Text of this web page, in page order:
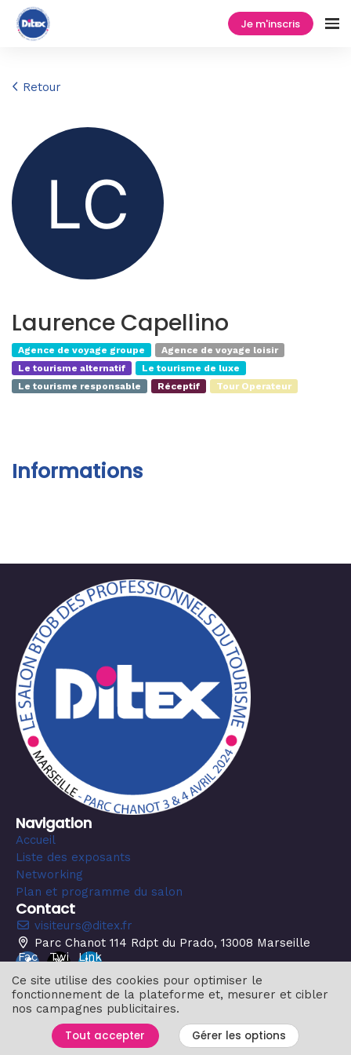
Je m'inscris
Retour
Laurence Capellino
Agence de voyage groupe
Agence de voyage loisir
Le tourisme alternatif
Le tourisme de luxe
Le tourisme responsable
Réceptif Tour Operateur
Informations
Navigation
Accueil
Liste des exposants
Networking
Plan et programme du salon
Contact
visiteurs@ditex.fr
Parc Chanot 114 Rdpt du Prado, 13008 Marseille
Fac
ok
Twi
Link
© 2024 MyEventStory - Tous les droits sont réservés
Manage your GDPR options
Ce site utilise des cookies pour optimiser le
fonctionnement de la plateforme et, mesurer et cibler
nos campagnes publicitaires.
Tout accepter Gérer les options